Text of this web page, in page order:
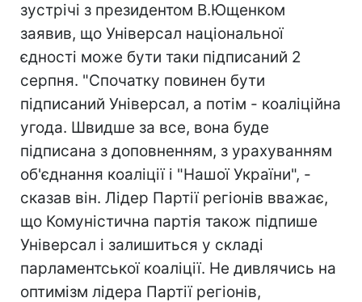
зустрічі з президентом В.Ющенком
заявив, що Універсал національної
єдності може бути таки підписаний 2
серпня. "Спочатку повинен бути
підписаний Універсал, а потім - коаліційна
угода. Швидше за все, вона буде
підписана з доповненням, з урахуванням
об'єднання коаліції і "Нашої України", -
сказав він. Лідер Партії регіонів вважає,
що Комуністична партія також підпише
Універсал і залишиться у складі
парламентської коаліції. Не дивлячись на
оптимізм лідера Партії регіонів,